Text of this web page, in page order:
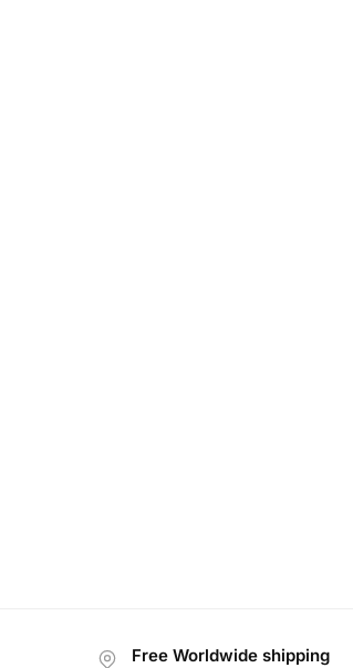
Free Worldwide shipping